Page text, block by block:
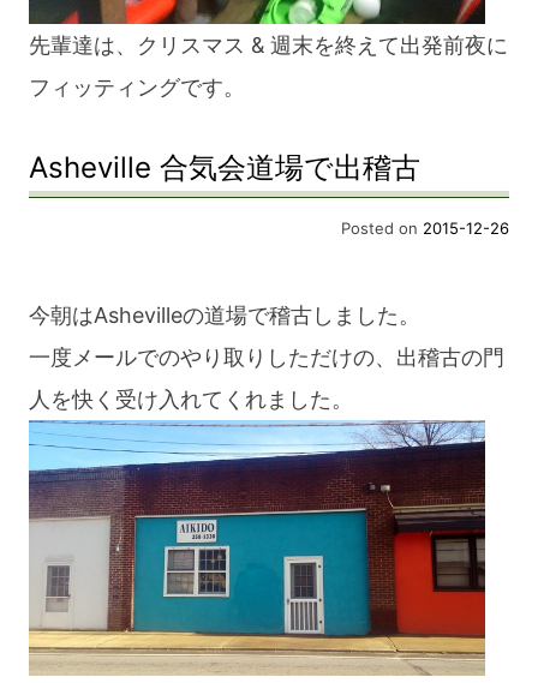
先輩達は、クリスマス & 週末を終えて出発前夜に
フィッティングです。
Asheville 合気会道場で出稽古
Posted on 2015-12-26
今朝はAshevilleの道場で稽古しました。
一度メールでのやり取りしただけの、出稽古の門
人を快く受け入れてくれました。